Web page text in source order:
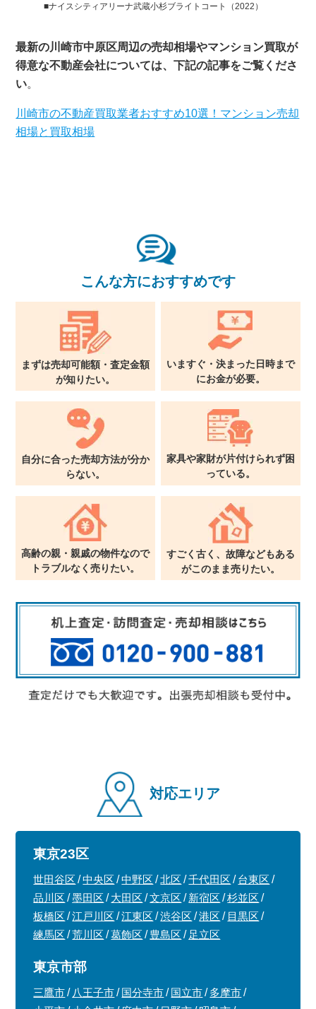
■ナイスシティアリーナ武蔵小杉ブライトコート（2022）
最新の川崎市中原区周辺の売却相場やマンション買取が
得意な不動産会社については、下記の記事をご覧くださ
い。
川崎市の不動産買取業者おすすめ10選！マンション売却
相場と買取相場
こんな方におすすめです
まずは売却可能額・査定金額
が知りたい。
いますぐ・決まった日時まで
にお金が必要。
自分に合った売却方法が分か
らない。
家具や家財が片付けられず困
っている。
高齢の親・親戚の物件なので
トラブルなく売りたい。
すごく古く、故障などもある
がこのまま売りたい。
対応エリア
東京23区
世田谷区 中央区 中野区 北区 千代田区
台東区
品川区
墨田区 大田区 文京区 新宿区
杉並区
板橋区
江戸川区 江東区 渋谷区 港区
目黒区
練馬区
荒川区 葛飾区 豊島区 足立区
東京市部
三鷹市 八王子市 国分寺市 国立市
多摩市